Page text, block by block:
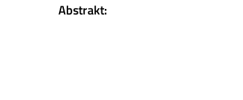
Abstrakt: